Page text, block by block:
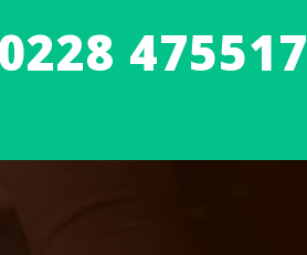
0228 475517